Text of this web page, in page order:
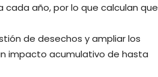
cada año, por lo que calculan que
de desechos y ampliar los
impacto acumulativo de hasta